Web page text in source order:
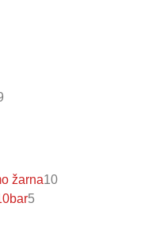
žarna10
5